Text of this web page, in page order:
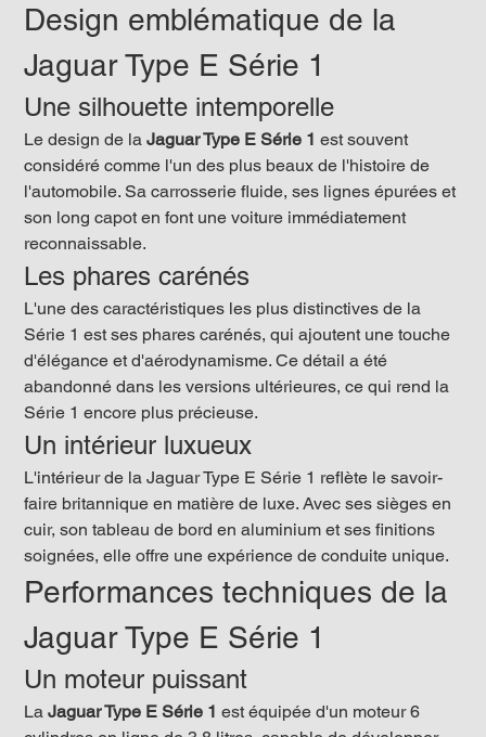
Design emblématique de la
Jaguar Type E Série 1
Une silhouette intemporelle
Le design de la Jaguar Type E Série 1 est souvent
considéré comme l'un des plus beaux de l'histoire de
l'automobile. Sa carrosserie fluide, ses lignes épurées et
son long capot en font une voiture immédiatement
reconnaissable.
Les phares carénés
L'une des caractéristiques les plus distinctives de la
Série 1 est ses phares carénés, qui ajoutent une touche
d'élégance et d'aérodynamisme. Ce détail a été
abandonné dans les versions ultérieures, ce qui rend la
Série 1 encore plus précieuse.
Un intérieur luxueux
L'intérieur de la Jaguar Type E Série 1 reflète le savoir-
faire britannique en matière de luxe. Avec ses sièges en
cuir, son tableau de bord en aluminium et ses finitions
soignées, elle offre une expérience de conduite unique.
Performances techniques de la
Jaguar Type E Série 1
Un moteur puissant
La Jaguar Type E Série 1 est équipée d'un moteur 6